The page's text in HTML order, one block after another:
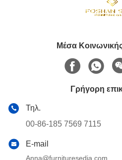
Μέσα
Γρήγορη
Τηλ.
00-86-185 7569 7115
E-mail
Anna@furnituresedia.com